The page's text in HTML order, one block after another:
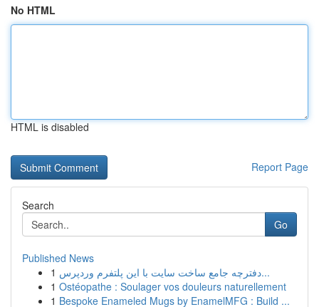
No HTML
HTML is disabled
Report Page
Search
Go
Published News
1
دفترچه جامع ساخت سایت با این پلتفرم وردپرس...
1 Ostéopathe : Soulager vos douleurs naturellement
1 Bespoke Enameled Mugs by EnamelMFG : Build ...